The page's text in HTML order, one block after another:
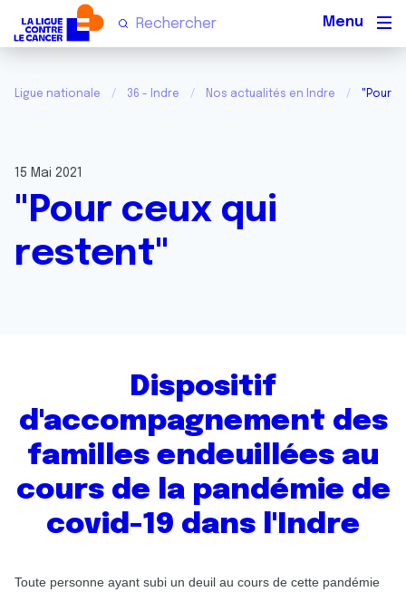
Ligue nationale 36 - Indre Nos actualités en Indre "Pour
15 Mai 2021
"Pour ceux qui
restent"
Dispositif
d'accompagnement des
familles endeuillées au
cours de la pandémie de
covid-19 dans l'Indre
Toute personne ayant subi un deuil au cours de cette pandémie